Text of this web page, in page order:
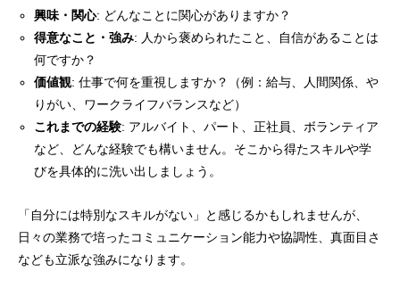
興味・関心: どんなことに関心がありますか？
得意なこと・強み: 人から褒められたこと、自信があることは
何ですか？
価値観: 仕事で何を重視しますか？（例：給与、人間関係、や
りがい、ワークライフバランスなど）
これまでの経験: アルバイト、パート、正社員、ボランティア
など、どんな経験でも構いません。そこから得たスキルや学
びを具体的に洗い出しましょう。
「自分には特別なスキルがない」と感じるかもしれませんが、
日々の業務で培ったコミュニケーション能力や協調性、真面目さ
なども立派な強みになります。